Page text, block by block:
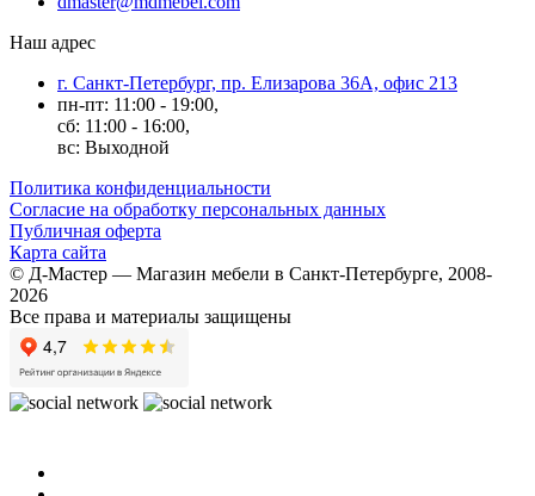
Наш адрес
г. Санкт-Петербург, пр. Елизарова 36А, офис 213
пн-пт: 11:00 - 19:00,
сб: 11:00 - 16:00,
вс: Выходной
Политика конфиденциальности
Согласие на обработку персональных данных
Публичная оферта
Карта сайта
© Д-Мастер — Магазин мебели в Санкт-Петербурге, 2008-
2026
Все права и материалы защищены